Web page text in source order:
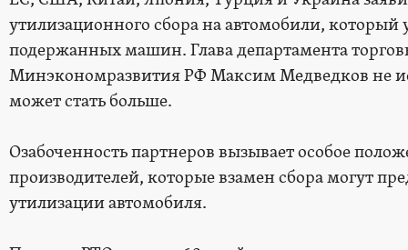
утилизационного сбора на автомобили,
подержанных машин. Глава департамента
Минэкономразвития РФ Максим Медведков не
может стать больше.
Озабоченность партнеров вызывает особое
производителей, которые взамен сбора могут
утилизации автомобиля.